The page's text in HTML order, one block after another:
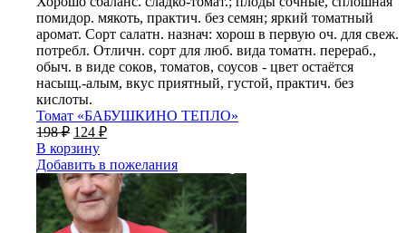
помидор. мякоть, практич. без семян; яркий томатный
аромат. Сорт салатн. назнач: хорош в первую оч. для свеж.
потребл. Отличн. сорт для люб. вида томатн. перераб.,
обыч. в виде соков, томатов, соусов - цвет остаётся
насыщ.-алым, вкус приятный, густой, практич. без
кислоты.
Томат «БАБУШКИНО ТЕПЛО»
198₽ 124 ₽
В корзину
Добавить в пожелания